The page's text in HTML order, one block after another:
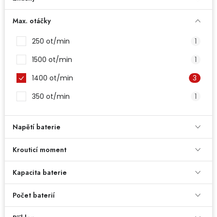
Dětská hřiště
Autodoplňky
Ochranné pomůcky
Značky
Max. otáčky
250 ot/min
1
1500 ot/min
1
1400 ot/min
3
350 ot/min
1
Napětí baterie
Krouticí moment
Kapacita baterie
Počet baterií